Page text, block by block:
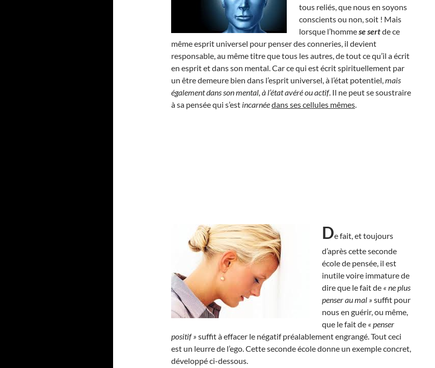
tous reliés, que nous en soyons
conscients ou non, soit ! Mais
lorsque l’hommese sertde ce
même esprit universel pour penser des conneries, il devient
responsable, au même titre que tous les autres, de tout ce qu’il a écrit
en esprit et dans son mental. Car ce qui est écrit spirituellement par
un être demeure bien dans l’esprit universel, à l’état potentiel,mais
également dans son mental, à l’état avéré ou actif. Il ne peut se soustraire
à sa pensée qui s’est incarnéedans ses cellules mêmes.
De fait, et toujours
d’après cette seconde
école de pensée, il est
inutile voire immature de
dire que le fait de « ne plus
penser au mal » suffit pour
nous en guérir, ou même,
que le fait de « penser
positif » suffit à effacer le négatif préalablement engrangé. Tout ceci
est un leurre de l’ego. Cette seconde école donne un exemple concret,
développé ci-dessous.